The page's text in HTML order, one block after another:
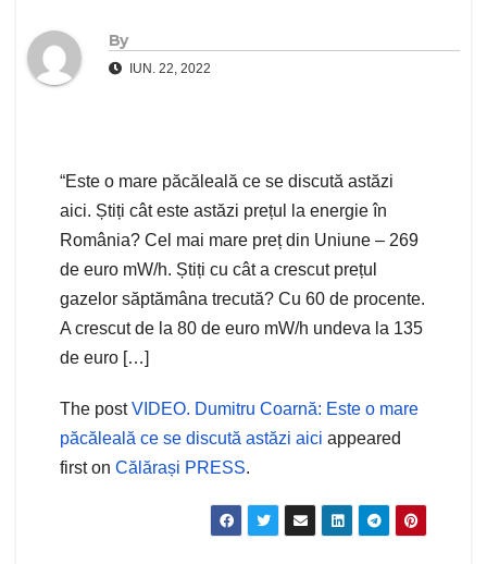
By
IUN. 22, 2022
“Este o mare păcăleală ce se discută astăzi
aici. Știți cât este astăzi prețul la energie în
România? Cel mai mare preț din Uniune – 269
de euro mW/h. Știți cu cât a crescut prețul
gazelor săptămâna trecută? Cu 60 de procente.
A crescut de la 80 de euro mW/h undeva la 135
de euro […]
The postVIDEO. Dumitru Coarnă: Este o mare
păcăleală ce se discută astăzi aici appeared
first on Călărași PRESS.